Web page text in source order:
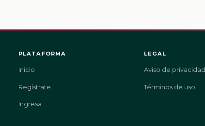
PLATAFORMA
Inicio
Regístrate
Ingresa
LEGAL
Aviso de privacidad
Términos de uso